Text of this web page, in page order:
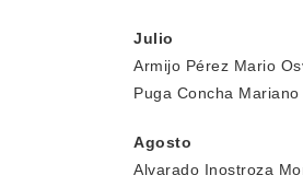
Julio
Armijo Pérez Mario
Puga Concha
Agosto
Alvarado Inostroza